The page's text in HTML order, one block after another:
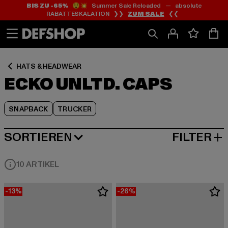
Zum
Inhalt
springen
Zum
Fußzeile
springen
BIS ZU -65%😲💥 Summer Sale Reloaded — absolute
RABATTESKALATION ❯❯ ZUM SALE ❮❮
HATS & HEADWEAR
ECKO UNLTD. CAPS
SNAPBACK TRUCKER
Zum
Produktraster
springen
SORTIEREN
NEUESTE FILTER
10 ARTIKEL
-13% -26%